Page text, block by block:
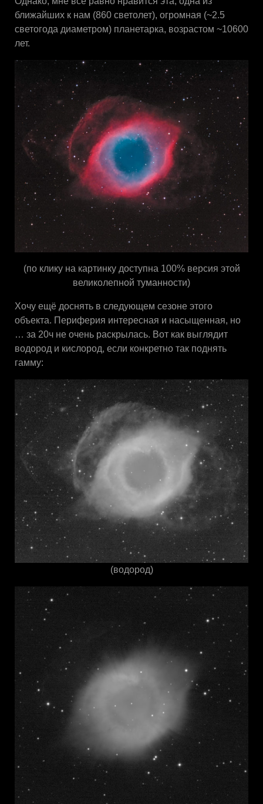
ближайших к нам (860 светолет), огромная (~2.5
светогода диаметром) планетарка, возрастом ~10600
лет.
(по клику на картинку доступна 100% версия этой
великолепной туманности)
Хочу ещё доснять в следующем сезоне этого
объекта. Периферия интересная и насыщенная, но
… за 20ч не очень раскрылась. Вот как выглядит
водород и кислород, если конкретно так поднять
гамму:
(водород)